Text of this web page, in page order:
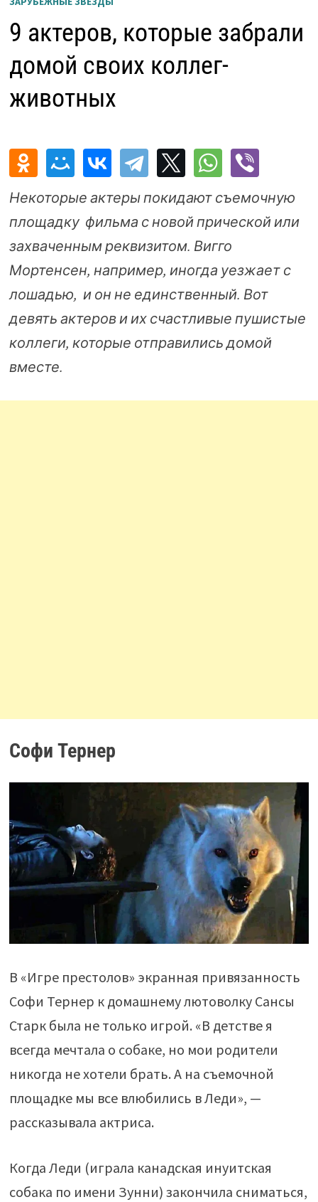
9 актеров, которые забрали
домой своих коллег-
животных
Некоторые актеры покидают съемочную
площадку фильма с новой прической или
захваченным реквизитом. Вигго
Мортенсен, например, иногда уезжает с
лошадью, и он не единственный. Вот
девять актеров и их счастливые пушистые
коллеги, которые отправились домой
вместе.
Софи Тернер
В «Игре престолов» экранная привязанность
Софи Тернер к домашнему лютоволку Сансы
Старк была не только игрой. «В детстве я
всегда мечтала о собаке, но мои родители
никогда не хотели брать. А на съемочной
площадке мы все влюбились в Леди», —
рассказывала актриса.
Когда Леди (играла канадская инуитская
собака по имени Зунни) закончила сниматься,